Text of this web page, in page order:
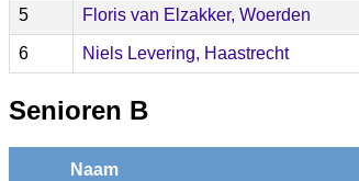
5 Floris van Elzakker, Woerden
6 Niels Levering, Haastrecht
Senioren B
Naam